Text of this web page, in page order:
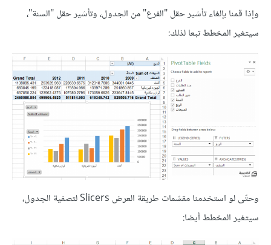
وإذا قمنا بإلغاء تأشير حقل "الفرع" من الجدول، وتأشير حقل "السنة"،
سيتغير المخطط تبعا لذلك:
وحتّى لو استخدمنا مقسّمات طريقة العرض Slicers لتصفية الجدول،
سيتغير المخطط أيضا: